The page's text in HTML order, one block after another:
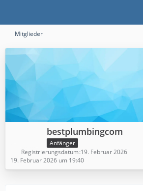
Mitglieder
bestplumbingcom
Anfänger
Registrierungsdatum 19. Februar 2026
19. Februar 2026 um 19:40